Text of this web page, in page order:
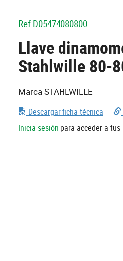
RefD05474080800
Llave
Stahlwille 80-
Marca STAHLWILLE
Descargar ficha técnica
Inicia sesión para acceder a